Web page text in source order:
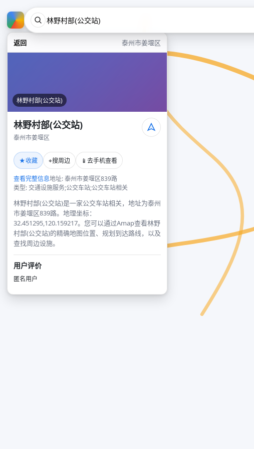
返回 泰州市姜堰区
林野村部(公交站)
林野村部(公交站)
泰州市姜堰区
★收藏 ⌖搜周边 📱 去手机查看
查看完整信息地址: 泰州市姜堰区839路
类型: 交通设施服务;公交车站;公交车站相关
林野村部(公交站)是一家公交车站相关，地址为泰州
市姜堰区839路。地理坐标：
32.451295,120.159217。您可以通过Amap查看林野
村部(公交站)的精确地图位置、规划到达路线，以及
查找周边设施。
用户评价
匿名用户